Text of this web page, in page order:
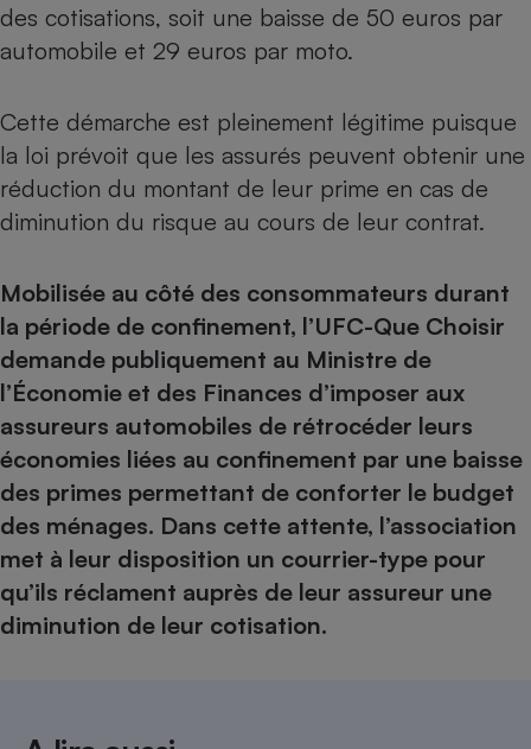
des cotisations, soit une baisse de 50 euros par
automobile et 29 euros par moto.
Cette démarche est pleinement légitime puisque
la loi prévoit que les assurés peuvent obtenir une
réduction du montant de leur prime en cas de
diminution du risque au cours de leur contrat.
Mobilisée au côté des consommateurs durant
la période de confinement, l’UFC-Que Choisir
demande publiquement au Ministre de
l’Économie et des Finances d’imposer aux
assureurs automobiles de rétrocéder leurs
économies liées au confinement par une baisse
des primes permettant de conforter le budget
des ménages. Dans cette attente, l’association
met à leur disposition un courrier-type pour
qu’ils réclament auprès de leur assureur une
diminution de leur cotisation.